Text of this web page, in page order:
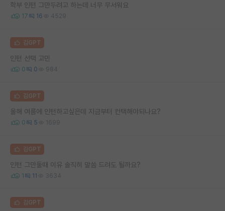
학부 인턴 그만두려고 하는데 너무 무서워요
17 16 4529
김GPT
인턴 선택 고민
0 0 984
김GPT
올해 여름에 인턴하고싶은데 지금부터 컨택해야되나요?
0 5 1699
김GPT
인턴 그만둘때 이유 솔직히 말씀 드려도 될까요?
1 11 3634
김GPT